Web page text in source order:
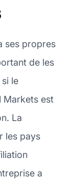
ses propres
de les
le
Markets est
La
les pays
a